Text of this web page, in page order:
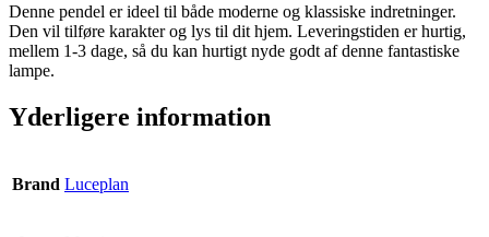
Denne pendel er ideel til både moderne og klassiske indretninger.
Den vil tilføre karakter og lys til dit hjem. Leveringstiden er hurtig,
mellem 1-3 dage, så du kan hurtigt nyde godt af denne fantastiske
lampe.
Yderligere information
Brand Luceplan